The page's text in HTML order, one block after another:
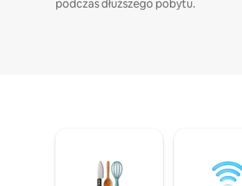
podczas dłuższego pobytu.